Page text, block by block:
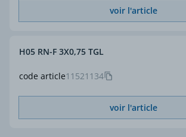
voir l'article
code article11521134
H05 RN-F 3X0,75 TGL
voir l'article